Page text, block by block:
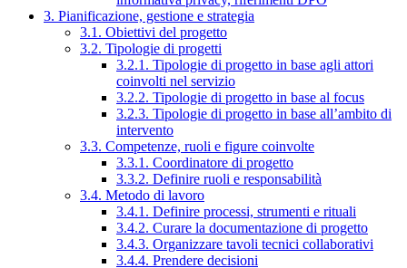
3. Pianificazione, gestione e strategia
3.1. Obiettivi del progetto
3.2. Tipologie di progetti
3.2.1. Tipologie di progetto in base agli attori
coinvolti nel servizio
3.2.2. Tipologie di progetto in base al focus
3.2.3. Tipologie di progetto in base all’ambito di
intervento
3.3. Competenze, ruoli e figure coinvolte
3.3.1. Coordinatore di progetto
3.3.2. Definire ruoli e responsabilità
3.4. Metodo di lavoro
3.4.1. Definire processi, strumenti e rituali
3.4.2. Curare la documentazione di progetto
3.4.3. Organizzare tavoli tecnici collaborativi
3.4.4. Prendere decisioni